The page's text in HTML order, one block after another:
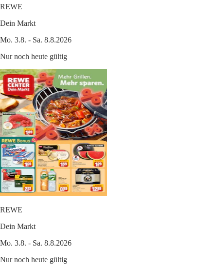
REWE
Dein Markt
Mo. 3.8. - Sa. 8.8.2026
Nur noch heute gültig
REWE
Dein Markt
Mo. 3.8. - Sa. 8.8.2026
Nur noch heute gültig